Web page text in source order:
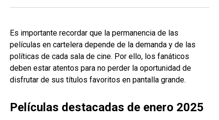
Es importante recordar que la permanencia de las
películas en cartelera depende de la demanda y de las
políticas de cada sala de cine. Por ello, los fanáticos
deben estar atentos para no perder la oportunidad de
disfrutar de sus títulos favoritos en pantalla grande.
Películas destacadas de enero 2025